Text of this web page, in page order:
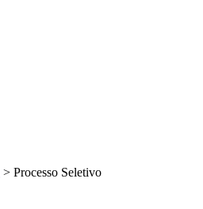
> Processo Seletivo